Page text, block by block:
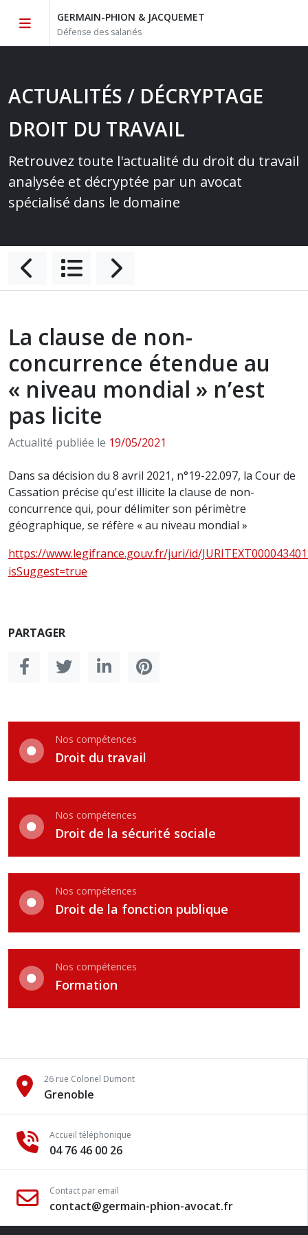
GERMAIN-PHION & JACQUEMET
Défense des salariés
ACTUALITÉS / DÉCRYPTAGE
DROIT DU TRAVAIL
Retrouvez toute l'actualité du droit du travail
analysée et décryptée par un avocat
spécialisé dans le domaine
La clause de non-
concurrence étendue au
« niveau mondial » n’est
pas licite
Actualité publiée le 19/05/2021
Dans sa décision du 8 avril 2021, n°19-22.097, la Cour de
Cassation précise qu'est illicite la clause de non-
concurrence qui, pour délimiter son périmètre
géographique, se réfère « au niveau mondial »
https://www.legifrance.gouv.fr/juri/id/
isSuggest=true
PARTAGER
Nos compétences
Droit du travail
Nos compétences
Droit de la sécurité sociale
Nos compétences
Droit de la fonction publique
Nos compétences
Formation
26 rue Colonel Dumont
Grenoble
Accueil téléphonique
04 76 46 00 26
Contact par email
contact@germain-phion-avocat.fr